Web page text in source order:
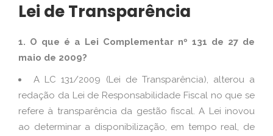
Lei de Transparência
1. O que é a Lei Complementar nº 131 de 27 de
maio de 2009?
A LC 131/2009 (Lei de Transparência), alterou a
redação da Lei de Responsabilidade Fiscal no que se
refere à transparência da gestão fiscal. A Lei inovou
ao determinar a disponibilização, em tempo real, de